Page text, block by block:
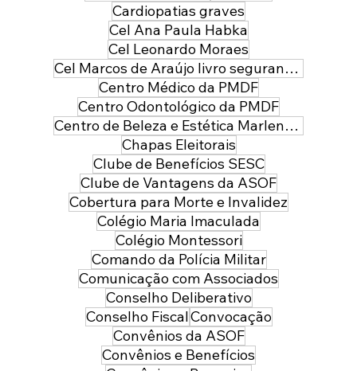
Cardiopatias graves
Cel Ana Paula Habka
Cel Leonardo Moraes
Cel Marcos de Araújo livro segurança pública
Centro Médico da PMDF
Centro Odontológico da PMDF
Centro de Beleza e Estética Marlene Leal
Chapas Eleitorais
Clube de Benefícios SESC
Clube de Vantagens da ASOF
Cobertura para Morte e Invalidez
Colégio Maria Imaculada
Colégio Montessori
Comando da Polícia Militar
Comunicação com Associados
Conselho Deliberativo
Conselho FiscalConvocação
Convênios da ASOF
Convênios e Benefícios